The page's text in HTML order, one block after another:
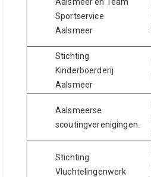
Sportservice
Aalsmeer
Stichting
Kinderboerderij
Aalsmeer
Aalsmeerse
scoutingverenigingen.
Stichting
Vluchtelingenwerk